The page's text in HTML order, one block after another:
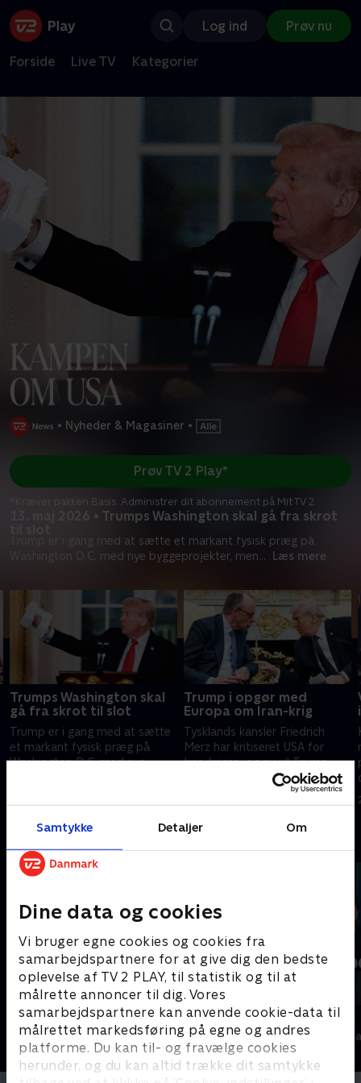
Samtykke Detaljer Om
Dine data og cookies
Vi bruger egne cookies og cookies fra
samarbejdspartnere for at give dig den bedste
oplevelse af TV 2 PLAY, til statistik og til at
målrette annoncer til dig. Vores
samarbejdspartnere kan anvende cookie-data til
målrettet markedsføring på egne og andres
platforme. Du kan til- og fravælge cookies
herunder, og du kan altid trække dit samtykke
Log ind Prøv nu
Forside Live TV Kategorier
• Nyheder & Magasiner •
13. maj 2026 • Trumps Washington skal gå fra skrot
Trump er i gang med at sætte et markant fysisk præg på
Washington D.C. med nye byggeprojekter, men... Læs mere
Prøv TV 2 Play*
*Kræver pakken Basis. Administrer dit abonnement på Mit TV 2.
Trumps Washington skal
gå fra skrot til slot
Trump er i gang med at sætte
et markant fysisk præg på
Washington D.C. med nye
de dyre projekter.
Trump i opgør med
Europa om Iran-krig
Tysklands kansler Friedrich
Merz har kritiseret USA for
Iran-krigen, og nu vil Trump
trække soldater ud af
Tyskland. Splitter krigen USA og
Europa yderligere?
Andre så også
Tirsdagsanalysen
Nyheder & Magasiner
Presselogen
Nyheder &